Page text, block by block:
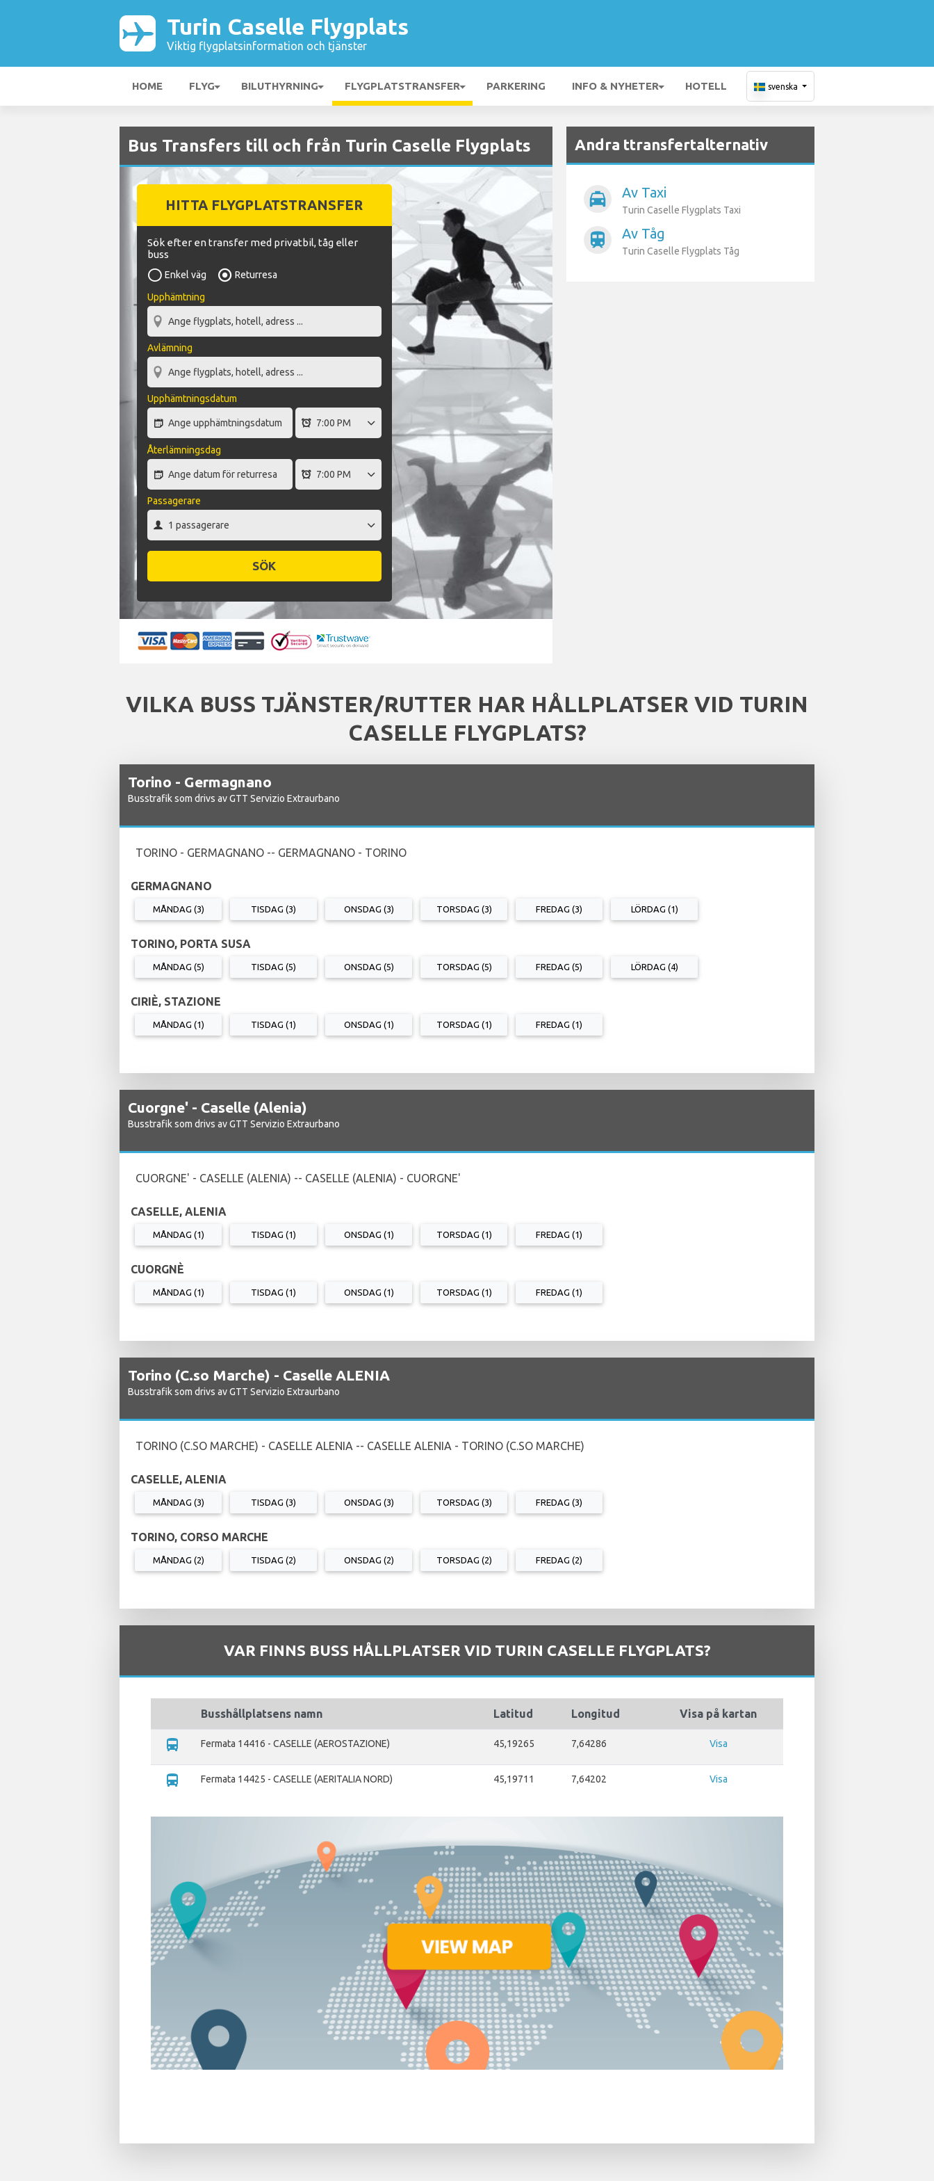
Turin Caselle Flygplats
Viktig flygplatsinformation och tjänster
HOME FLYG BILUTHYRNING FLYGPLATSTRANSFER PARKERING INFO & NYHETER HOTELL svenska
Bus Transfers till och från Turin Caselle Flygplats
HITTA FLYGPLATSTRANSFER
Sök efter en transfer med privatbil, tåg eller
buss
Enkel väg
Returresa
Upphämtning
Avlämning
Upphämtningsdatum
Återlämningsdag
Passagerare
SÖK
Andra ttransfertalternativ
local_taxi Av Taxi
Turin Caselle Flygplats Taxi
train Av Tåg
Turin Caselle Flygplats Tåg
VILKA BUSS TJÄNSTER/RUTTER HAR HÅLLPLATSER VID TURIN
CASELLE FLYGPLATS?
Torino - Germagnano
Busstrafik som drivs av GTT Servizio Extraurbano
TORINO - GERMAGNANO -- GERMAGNANO - TORINO
GERMAGNANO
MÅNDAG (3) TISDAG (3) ONSDAG (3) TORSDAG (3) FREDAG (3) LÖRDAG (1)
TORINO, PORTA SUSA
MÅNDAG (5) TISDAG (5) ONSDAG (5) TORSDAG (5) FREDAG (5) LÖRDAG (4)
CIRIÈ, STAZIONE
MÅNDAG (1) TISDAG (1) ONSDAG (1) TORSDAG (1) FREDAG (1)
Cuorgne' - Caselle (Alenia)
Busstrafik som drivs av GTT Servizio Extraurbano
CUORGNE' - CASELLE (ALENIA) -- CASELLE (ALENIA) - CUORGNE'
CASELLE, ALENIA
MÅNDAG (1) TISDAG (1) ONSDAG (1) TORSDAG (1) FREDAG (1)
CUORGNÈ
MÅNDAG (1) TISDAG (1) ONSDAG (1) TORSDAG (1) FREDAG (1)
Torino (C.so Marche) - Caselle ALENIA
Busstrafik som drivs av GTT Servizio Extraurbano
TORINO (C.SO MARCHE) - CASELLE ALENIA -- CASELLE ALENIA - TORINO (C.SO MARCHE)
CASELLE, ALENIA
MÅNDAG (3) TISDAG (3) ONSDAG (3) TORSDAG (3) FREDAG (3)
TORINO, CORSO MARCHE
MÅNDAG (2) TISDAG (2) ONSDAG (2) TORSDAG (2) FREDAG (2)
VAR FINNS BUSS HÅLLPLATSER VID TURIN CASELLE FLYGPLATS?
Busshållplatsens namn Latitud Longitud Visa på kartan
directions_bus Fermata 14416 - CASELLE (AEROSTAZIONE) 45,19265 7,64286 Visa
directions_bus Fermata 14425 - CASELLE (AERITALIA NORD) 45,19711 7,64202 Visa